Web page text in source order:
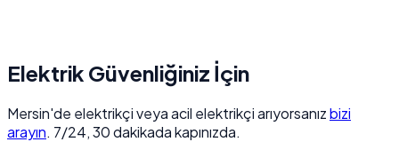
Elektrik Güvenliğiniz İçin
Mersin'de elektrikçi veya acil elektrikçi arıyorsanızbizi
arayın. 7/24, 30 dakikada kapınızda.